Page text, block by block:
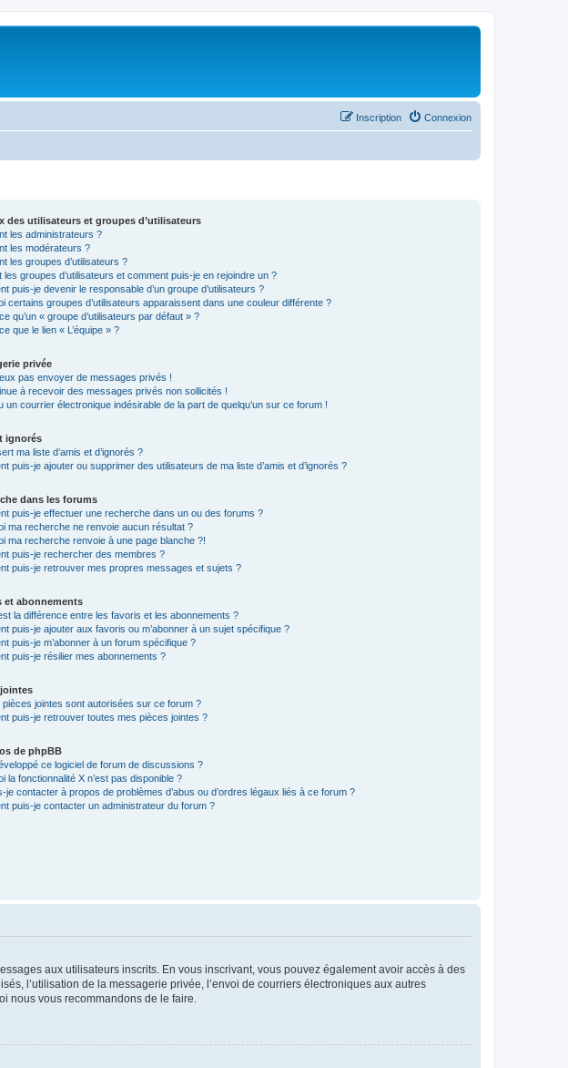
Connexion
Inscription
des utilisateurs et groupes d’utilisateurs
les administrateurs ?
les modérateurs ?
les groupes d’utilisateurs ?
les groupes d’utilisateurs et comment puis-je en rejoindre un ?
puis-je devenir le responsable d’un groupe d’utilisateurs ?
certains groupes d’utilisateurs apparaissent dans une couleur différente ?
qu’un « groupe d’utilisateurs par défaut » ?
que le lien « L’équipe » ?
privée
pas envoyer de messages privés !
à recevoir des messages privés non sollicités !
un courrier électronique indésirable de la part de quelqu’un sur ce forum !
ignorés
ma liste d’amis et d’ignorés ?
puis-je ajouter ou supprimer des utilisateurs de ma liste d’amis et d’ignorés ?
dans les forums
puis-je effectuer une recherche dans un ou des forums ?
ma recherche ne renvoie aucun résultat ?
ma recherche renvoie à une page blanche ?!
puis-je rechercher des membres ?
puis-je retrouver mes propres messages et sujets ?
et abonnements
la différence entre les favoris et les abonnements ?
puis-je ajouter aux favoris ou m’abonner à un sujet spécifique ?
puis-je m’abonner à un forum spécifique ?
puis-je résilier mes abonnements ?
pièces jointes sont autorisées sur ce forum ?
puis-je retrouver toutes mes pièces jointes ?
de phpBB
ce logiciel de forum de discussions ?
la fonctionnalité X n’est pas disponible ?
je contacter à propos de problèmes d’abus ou d’ordres légaux liés à ce forum ?
puis-je contacter un administrateur du forum ?
aux utilisateurs inscrits. En vous inscrivant, vous pouvez également avoir accès à des
l’utilisation de la messagerie privée, l’envoi de courriers électroniques aux autres
nous vous recommandons de le faire.